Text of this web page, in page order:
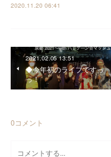
2020.11.20 06:41
2021.02.05 13:51
◆今年初のライブですっ
っ！
0コメント